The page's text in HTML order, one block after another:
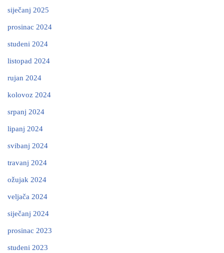
siječanj 2025
prosinac 2024
studeni 2024
listopad 2024
rujan 2024
kolovoz 2024
srpanj 2024
lipanj 2024
svibanj 2024
travanj 2024
ožujak 2024
veljača 2024
siječanj 2024
prosinac 2023
studeni 2023